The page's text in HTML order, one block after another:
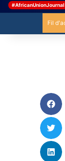
#AfricanUnionJournal
Fil